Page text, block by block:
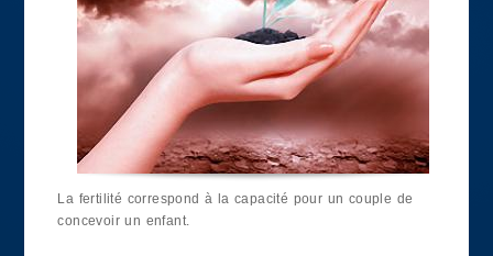
La fertilité correspond à la capacité pour un couple de
concevoir un enfant.